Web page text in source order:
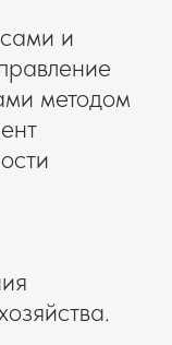
и
методом